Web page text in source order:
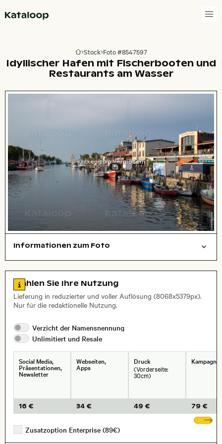
Zur Homepage
Stock Foto #8547597
Idyllischer Hafen mit Fischerbooten und
Restaurants am Wasser
Klicken zum Vergrößern
Informationen zum Foto
, Objektiv
Zu den Lizenzinformationen springen
Wählen Sie Ihre Nutzung
Lieferung in reduzierter und voller Auflösung (8068x5379px).
Nur für die redaktionelle Nutzung.
Verzicht der Namensnennung
Unlimitiert und Resale
Social Media,
Präsentationen,
Newsletter
16 €
Webseiten,
Apps
34 €
Druck
(Vorderseite:
30cm)
49 € 79 €
Zusatzoption Enterprise (89€)